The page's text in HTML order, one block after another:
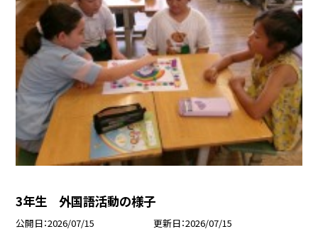
3年生 外国語活動の様子
公開日 2026/07/15 更新日 2026/07/15